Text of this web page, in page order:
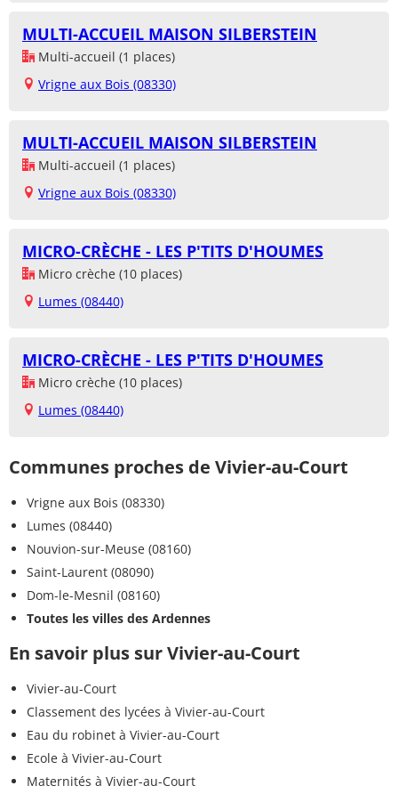
MULTI-ACCUEIL MAISON SILBERSTEIN
Multi-accueil (1 places)
Vrigne aux Bois (08330)
MULTI-ACCUEIL MAISON SILBERSTEIN
Multi-accueil (1 places)
Vrigne aux Bois (08330)
MICRO-CRÈCHE - LES P'TITS D'HOUMES
Micro crèche (10 places)
Lumes (08440)
MICRO-CRÈCHE - LES P'TITS D'HOUMES
Micro crèche (10 places)
Lumes (08440)
Communes proches de Vivier-au-Court
Vrigne aux Bois (08330)
Lumes (08440)
Nouvion-sur-Meuse (08160)
Saint-Laurent (08090)
Dom-le-Mesnil (08160)
Toutes les villes des Ardennes
En savoir plus sur Vivier-au-Court
Vivier-au-Court
Classement des lycées à Vivier-au-Court
Eau du robinet à Vivier-au-Court
Ecole à Vivier-au-Court
Maternités à Vivier-au-Court